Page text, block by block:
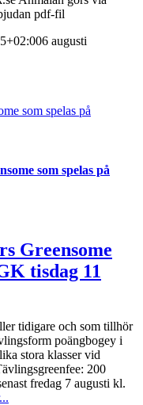
pdf-fil
6 augusti
som spelas på
som spelas på
Greensome
tisdag 11
tidigare och som tillhör
poängbogey i
stora klasser vid
200
fredag 7 augusti kl.